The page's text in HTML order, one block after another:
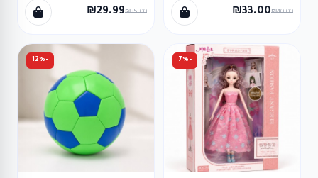
₪33.00₪40.00
₪29.99₪35.00
-7%
-12%